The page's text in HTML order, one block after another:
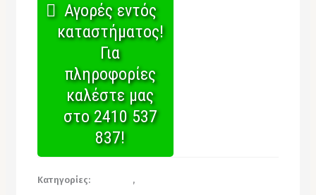
Αγορές εντός
καταστήματος!
Για
πληροφορίες
καλέστε μας
στο 2410 537
837!
Κατηγορίες: ,